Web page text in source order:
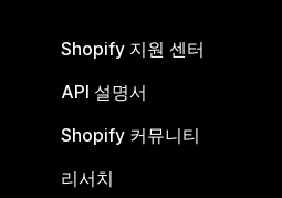
Shopify 지원 센터
API 설명서
Shopify 커뮤니티
리서치